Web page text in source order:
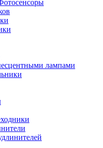
лампами